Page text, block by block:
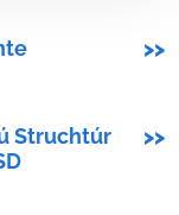
>>
Struchtúr
>>